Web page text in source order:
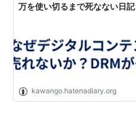
万を使い切るまで死なない日記
kawango.hatenadiary.org